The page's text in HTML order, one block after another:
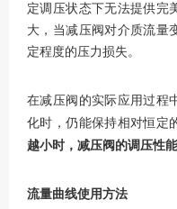
定调压状态下无法提供完
大，当减压阀对介质流量
定程度的压力损失。
在减压阀的实际应用过程
化时，仍能保持相对恒定
越小时，减压阀的调压性能
流量曲线使用方法